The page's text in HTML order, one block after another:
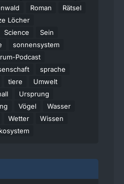
Roman
Rätsel
Löcher
Science
Sein
sonnensystem
Podcast
sprache
tiere
Umwelt
Ursprung
Vögel
Wasser
Wetter
Wissen